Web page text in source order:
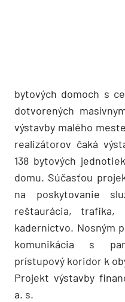
bytových domoch s
dotvorených
výstavby malého
realizátorov čaká
138 bytových
domu. Súčasťou
na poskytovanie
reštaurácia, trafika,
kaderníctvo. Nosným
komunikácia s
prístupový koridor k
Projekt výstavby
a. s.